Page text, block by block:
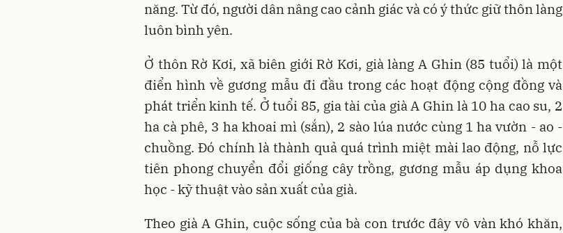
năng. Từ đó, người dân nâng cao cảnh giác và có ý thức giữ thôn làng
luôn bình yên.
Ở thôn Rờ Kơi, xã biên giới Rờ Kơi, già làng A Ghin (85 tuổi) là một
điển hình về gương mẫu đi đầu trong các hoạt động cộng đồng và
phát triển kinh tế. Ở tuổi 85, gia tài của già A Ghin là 10 ha cao su, 2
ha cà phê, 3 ha khoai mì (sắn), 2 sào lúa nước cùng 1 ha vườn - ao -
chuồng. Đó chính là thành quả quá trình miệt mài lao động, nỗ lực
tiên phong chuyển đổi giống cây trồng, gương mẫu áp dụng khoa
học - kỹ thuật vào sản xuất của già.
Theo già A Ghin, cuộc sống của bà con trước đây vô vàn khó khăn,